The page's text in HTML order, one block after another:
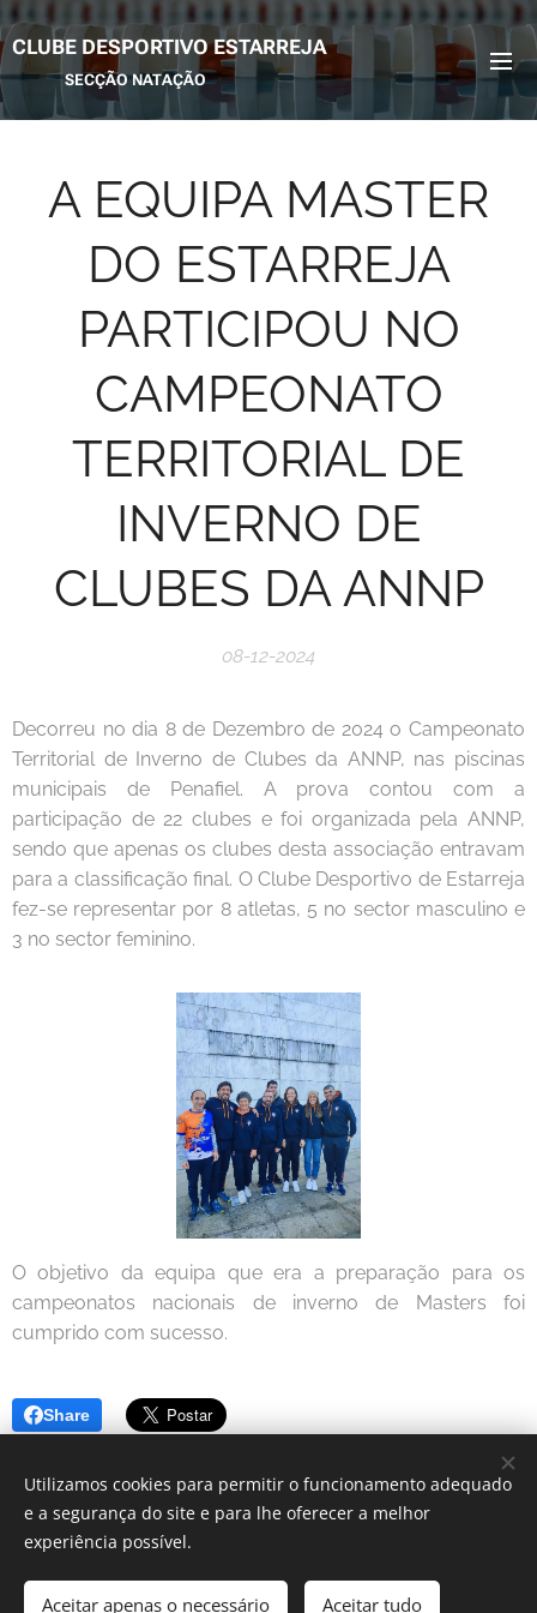
CLUBE DESPORTIVO ESTARREJA
SECÇÃO NATAÇÃO
A EQUIPA MASTER
DO ESTARREJA
PARTICIPOU NO
CAMPEONATO
TERRITORIAL DE
INVERNO DE
CLUBES DA ANNP
08-12-2024
Decorreu no dia 8 de Dezembro de 2024 o Campeonato
Territorial de Inverno de Clubes da ANNP, nas piscinas
municipais de Penafiel. A prova contou com a
participação de 22 clubes e foi organizada pela ANNP,
sendo que apenas os clubes desta associação entravam
para a classificação final. O Clube Desportivo de Estarreja
fez-se representar por 8 atletas, 5 no sector masculino e
3 no sector feminino.
O objetivo da equipa que era a preparação para os
campeonatos nacionais de inverno de Masters foi
cumprido com sucesso.
Share
Utilizamos cookies para permitir o funcionamento adequado
e a segurança do site e para lhe oferecer a melhor
experiência possível.
Aceitar apenas o necessário Aceitar tudo